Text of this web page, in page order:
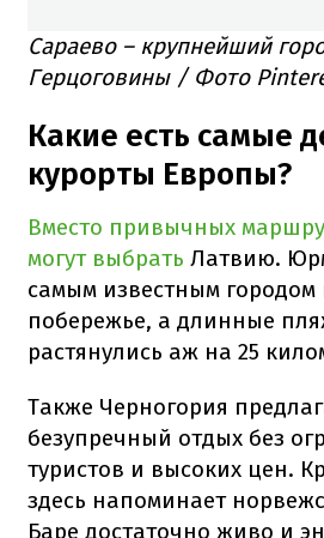
Сараево – крупнейший
Герцоговины / Фото
Какие есть самые
курорты Европы?
Вместо привычных
могут выбрать Латвию.
самым известным городом
побережье, а длинные
растянулись аж на 25
Также Черногория
безупречный отдых без
туристов и высоких цен.
здесь напоминает
Баре достаточно живо и